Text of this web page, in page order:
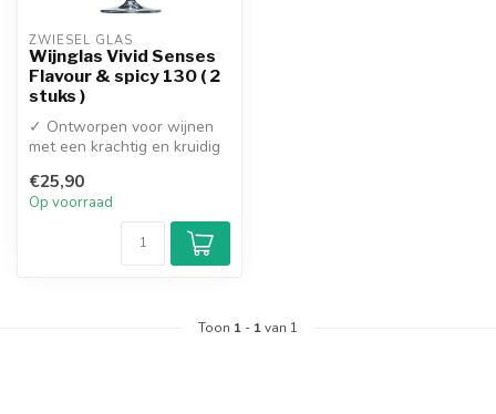
ZWIESEL GLAS
Wijnglas Vivid Senses
Flavour & spicy 130 ( 2
stuks )
✓ Ontworpen voor wijnen
met een krachtig en kruidig
✓ Extreem duurzaam...
€25,90
Op voorraad
Toon 1 - 1van 1